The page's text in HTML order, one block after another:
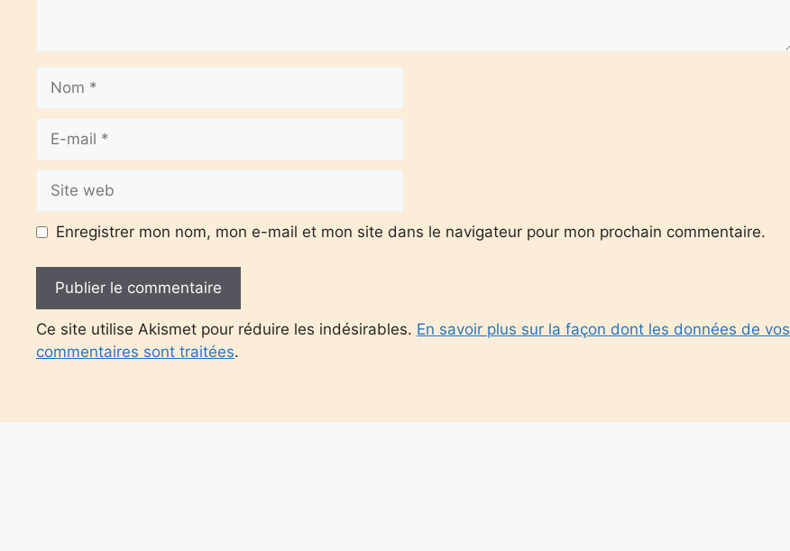
Nom
Site
web
Enregistrer mon nom, mon e-mail et mon site dans le navigateur pour mon prochain commentaire.
Ce site utilise Akismet pour réduire les indésirables. En savoir plus sur la façon dont les données de vos
commentaires sont traitées.